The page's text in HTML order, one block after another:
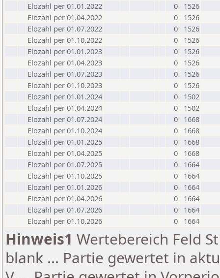
Elozahl per 01.01.2022
0
1526
Elozahl per 01.04.2022
0
1526
Elozahl per 01.07.2022
0
1526
Elozahl per 01.10.2022
0
1526
Elozahl per 01.01.2023
0
1526
Elozahl per 01.04.2023
0
1526
Elozahl per 01.07.2023
0
1526
Elozahl per 01.10.2023
0
1526
Elozahl per 01.01.2024
0
1502
Elozahl per 01.04.2024
0
1502
Elozahl per 01.07.2024
0
1668
Elozahl per 01.10.2024
0
1668
Elozahl per 01.01.2025
0
1668
Elozahl per 01.04.2025
0
1668
Elozahl per 01.07.2025
0
1664
Elozahl per 01.10.2025
0
1664
Elozahl per 01.01.2026
0
1664
Elozahl per 01.04.2026
0
1664
Elozahl per 01.07.2026
0
1664
Elozahl per 01.10.2026
0 1664
Hinweis1 Wertebereich Feld
blank ... Partie gewertet in